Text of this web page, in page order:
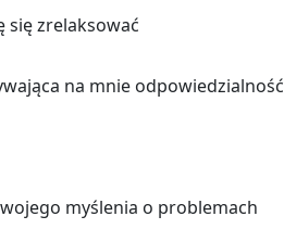
się zre­lak­so­wać
na mnie od­po­wie­dzial­ność
my­śle­nia o pro­ble­mach